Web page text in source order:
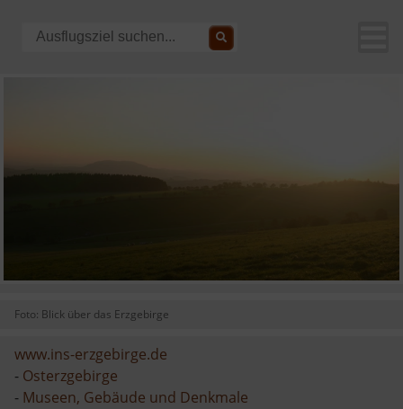
Foto: Blick über das Erzgebirge
www.ins-erzgebirge.de
- Osterzgebirge
- Museen, Gebäude und Denkmale